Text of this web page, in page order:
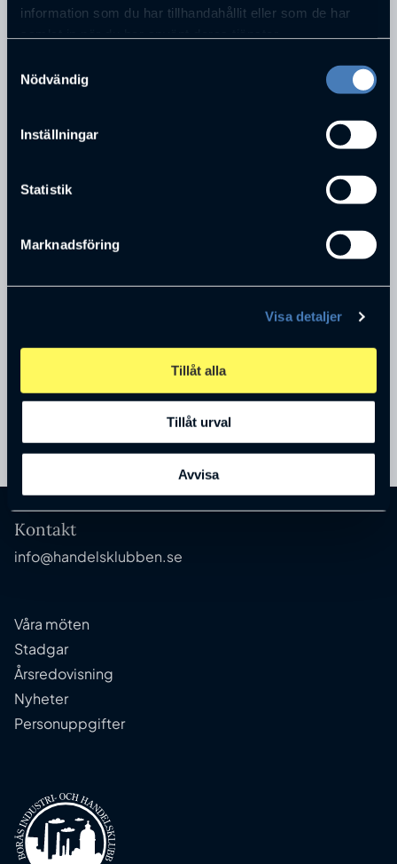
information som du har tillhandahållit eller som de har
Nödvändig
Inställningar
Statistik
Marknadsföring
Visa detaljer
Tillåt alla
Tillåt urval
Avvisa
SWEDEN AB
Anders Rietz
BIM Kemi Sweden AB
Kontakt
info@handelsklubben.se
Våra möten
Stadgar
Årsredovisning
Nyheter
Personuppgifter